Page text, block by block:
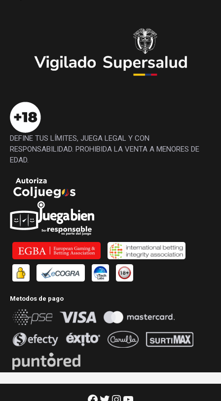
DEFINE TUS LÍMITES, JUEGA LEGAL Y CON
RESPONSABILIDAD. PROHIBIDA LA VENTA A MENORES DE
EDAD.
Metodos de pago